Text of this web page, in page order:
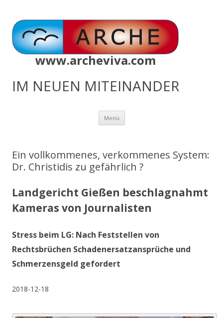
www.archeviva.com
IM NEUEN MITEINANDER
Menü Zum
springen
Ein vollkommenes, verkommenes System:
Dr. Christidis zu gefährlich ?
Landgericht Gießen beschlagnahmt
Kameras von Journalisten
Stress beim LG: Nach Feststellen von
Rechtsbrüchen Schadenersatzansprüche und
Schmerzensgeld gefordert
2018-12-18